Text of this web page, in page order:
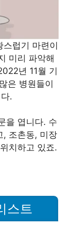
럽기 마련이
미리 파악해
년 11월 기
은 병원들이
.
을 엽니다. 수
, 조촌동, 미장
치하고 있죠.
스트